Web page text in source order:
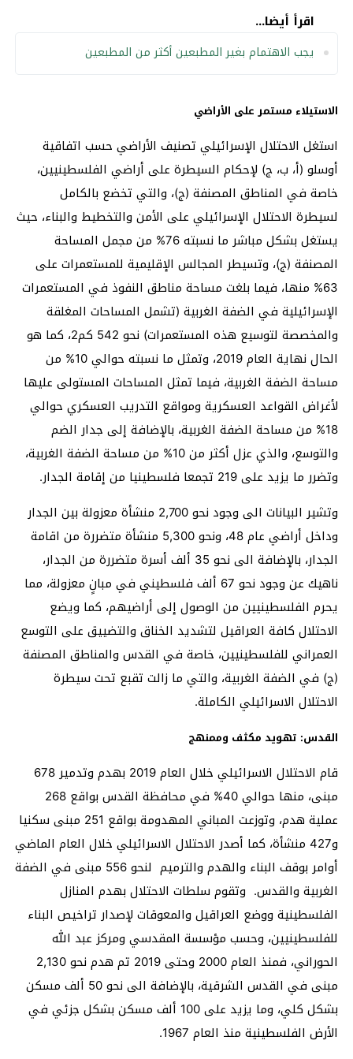
اقرأ أيضا...
يجب الاهتمام بغير المطبعين أكثر من المطبعين
الاستيلاء مستمر على الأراضي
استغل الاحتلال الإسرائيلي تصنيف الأراضي حسب اتفاقية
أوسلو (أ، ب، ج) لإحكام السيطرة على أراضي الفلسطينيين،
خاصة في المناطق المصنفة (ج)، والتي تخضع بالكامل
لسيطرة الاحتلال الإسرائيلي على الأمن والتخطيط والبناء، حيث
يستغل بشكل مباشر ما نسبته 76% من مجمل المساحة
المصنفة (ج)، وتسيطر المجالس الإقليمية للمستعمرات على
63% منها، فيما بلغت مساحة مناطق النفوذ في المستعمرات
الإسرائيلية في الضفة الغربية (تشمل المساحات المغلقة
والمخصصة لتوسيع هذه المستعمرات) نحو 542 كم2، كما هو
الحال نهاية العام 2019، وتمثل ما نسبته حوالي 10% من
مساحة الضفة الغربية، فيما تمثل المساحات المستولى عليها
لأغراض القواعد العسكرية ومواقع التدريب العسكري حوالي
18% من مساحة الضفة الغربية، بالإضافة إلى جدار الضم
والتوسع، والذي عزل أكثر من 10% من مساحة الضفة الغربية،
وتضرر ما يزيد على 219 تجمعا فلسطينيا من إقامة الجدار.
وتشير البيانات الى وجود نحو 2,700 منشأة معزولة بين الجدار
وداخل أراضي عام 48، ونحو 5,300 منشأة متضررة من اقامة
الجدار، بالإضافة الى نحو 35 ألف أسرة متضررة من الجدار،
ناهيك عن وجود نحو 67 ألف فلسطيني في مبانٍ معزولة، مما
يحرم الفلسطينيين من الوصول إلى أراضيهم، كما ويضع
الاحتلال كافة العراقيل لتشديد الخناق والتضييق على التوسع
العمراني للفلسطينيين، خاصة في القدس والمناطق المصنفة
(ج) في الضفة الغربية، والتي ما زالت تقبع تحت سيطرة
الاحتلال الاسرائيلي الكاملة.
القدس: تهويد مكثف وممنهج
قام الاحتلال الاسرائيلي خلال العام 2019 بهدم وتدمير 678
مبنى، منها حوالي 40% في محافظة القدس بواقع 268
عملية هدم، وتوزعت المباني المهدومة بواقع 251 مبنى سكنيا
و427 منشأة، كما أصدر الاحتلال الاسرائيلي خلال العام الماضي
أوامر بوقف البناء والهدم والترميم لنحو 556 مبنى في الضفة
الغربية والقدس. وتقوم سلطات الاحتلال بهدم المنازل
الفلسطينية ووضع العراقيل والمعوقات لإصدار تراخيص البناء
للفلسطينيين، وحسب مؤسسة المقدسي ومركز عبد الله
الحوراني، فمنذ العام 2000 وحتى 2019 تم هدم نحو 2,130
مبنى في القدس الشرقية، بالإضافة الى نحو 50 ألف مسكن
بشكل كلي، وما يزيد على 100 ألف مسكن بشكل جزئي في
الأرض الفلسطينية منذ العام 1967.